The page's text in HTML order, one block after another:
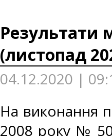
Результати
(листопад
04.12.2020 |
На виконання
2008 року №